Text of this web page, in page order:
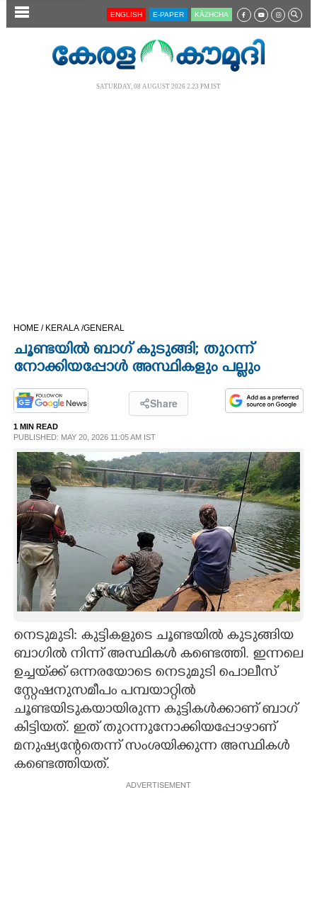
SECTIONS
CINEMA
OPINION
PHOTOS
LIFESTYLE
SPIRITUAL
INFO+
ART
CARTOONS
LITERATURE
ZOOM
ENGLISH E-PAPER KĀZHCHA
SATURDAY, 08 AUGUST 2026 2.23 PM IST
HOME / KERALA /GENERAL
ചൂണ്ടയിൽ ബാഗ് കുടുങ്ങി; തുറന്ന്
നോക്കിയപ്പോൾ അസ്ഥികളും പല്ലും
Share
1 MIN READ
PUBLISHED: MAY 20, 2026 11:05 AM IST
നെടുമുടി: കുട്ടികളുടെ ചൂണ്ടയിൽ കുടുങ്ങിയ
ബാഗിൽ നിന്ന് അസ്ഥികൾ കണ്ടെത്തി. ഇന്നലെ
ഉച്ചയ്‌ക്ക് ഒന്നരയോടെ നെടുമുടി പൊലീസ്
സ്റ്റേഷനുസമീപം പമ്പയാറ്റിൽ
ചൂണ്ടയിടുകയായിരുന്ന കുട്ടികൾക്കാണ് ബാഗ്
കിട്ടിയത്. ഇത് തുറന്നുനോക്കിയപ്പോഴാണ്
മനുഷ്യന്റേതെന്ന് സംശയിക്കുന്ന അസ്ഥികൾ
കണ്ടെത്തിയത്.
ADVERTISEMENT